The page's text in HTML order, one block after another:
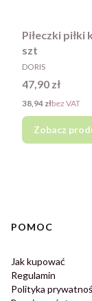
Piłeczki
szt
PRODUCENT
DORIS
Cena
47,90 zł
Cena
38,94 złbez VAT
Zobacz
Linki w
POMOC
Jak kupować
Regulamin
Polityka